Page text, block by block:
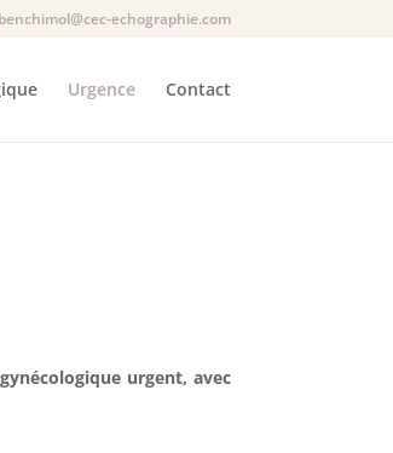
echographie.com
Urgence Contact
urgent, avec